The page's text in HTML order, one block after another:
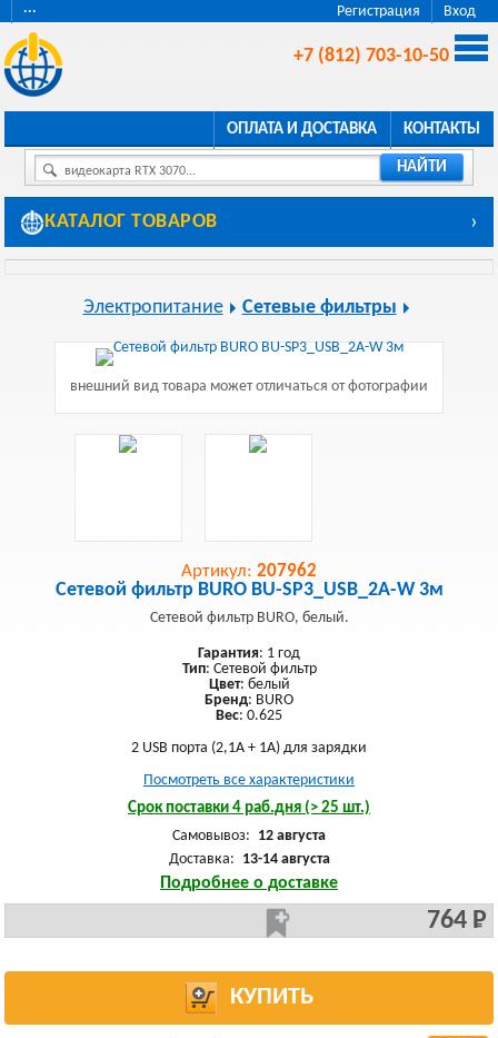
Регистрация Вход
···
+7 (812) 703-10-50
ОПЛАТА И ДОСТАВКА КОНТАКТЫ
видеокарта RTX 3070... НАЙТИ
КАТАЛОГ ТОВАРОВ ›
Электропитание Сетевые фильтры
внешний вид товара может отличаться от фотографии
Артикул: 207962
Сетевой фильтр BURO BU-SP3_USB_2A-W 3м
Сетевой фильтр BURO, белый.
Гарантия: 1 год
Тип: Сетевой фильтр
Цвет: белый
Бренд: BURO
Вес: 0.625
2 USB порта (2,1А + 1А) для зарядки
Посмотреть все характеристики
Срок поставки 4 раб.дня (> 25 шт.)
Самовывоз: 12 августа
Доставка: 13-14 августа
Подробнее о доставке
764 Р
КУПИТЬ